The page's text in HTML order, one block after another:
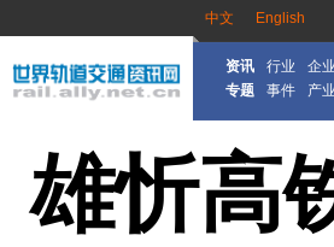
中文 English
资讯 行业 企业
专题
事件 产业
雄忻高